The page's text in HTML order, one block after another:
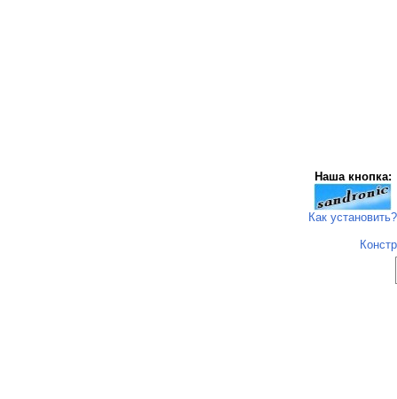
Наша кнопка:
Как установить?